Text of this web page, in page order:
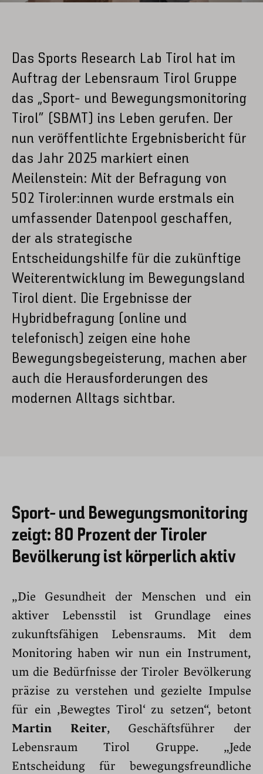
Das Sports Research Lab Tirol hat im
Auftrag der Lebensraum Tirol Gruppe
das „Sport- und Bewegungsmonitoring
Tirol“ (SBMT) ins Leben gerufen. Der
nun veröffentlichte Ergebnisbericht für
das Jahr 2025 markiert einen
Meilenstein: Mit der Befragung von
502 Tiroler:innen wurde erstmals ein
umfassender Datenpool geschaffen,
der als strategische
Entscheidungshilfe für die zukünftige
Weiterentwicklung im Bewegungsland
Tirol dient. Die Ergebnisse der
Hybridbefragung (online und
telefonisch) zeigen eine hohe
Bewegungsbegeisterung, machen aber
auch die Herausforderungen des
modernen Alltags sichtbar.
Sport- und Bewegungsmonitoring
zeigt: 80 Prozent der Tiroler
Bevölkerung ist körperlich aktiv
„Die Gesundheit der Menschen und ein
aktiver Lebensstil ist Grundlage eines
zukunftsfähigen Lebensraums. Mit dem
Monitoring haben wir nun ein Instrument,
um die Bedürfnisse der Tiroler Bevölkerung
präzise zu verstehen und gezielte Impulse
für ein ‚Bewegtes Tirol‘ zu setzen“, betont
Martin Reiter, Geschäftsführer der
Lebensraum Tirol Gruppe. „Jede
Entscheidung für bewegungsfreundliche